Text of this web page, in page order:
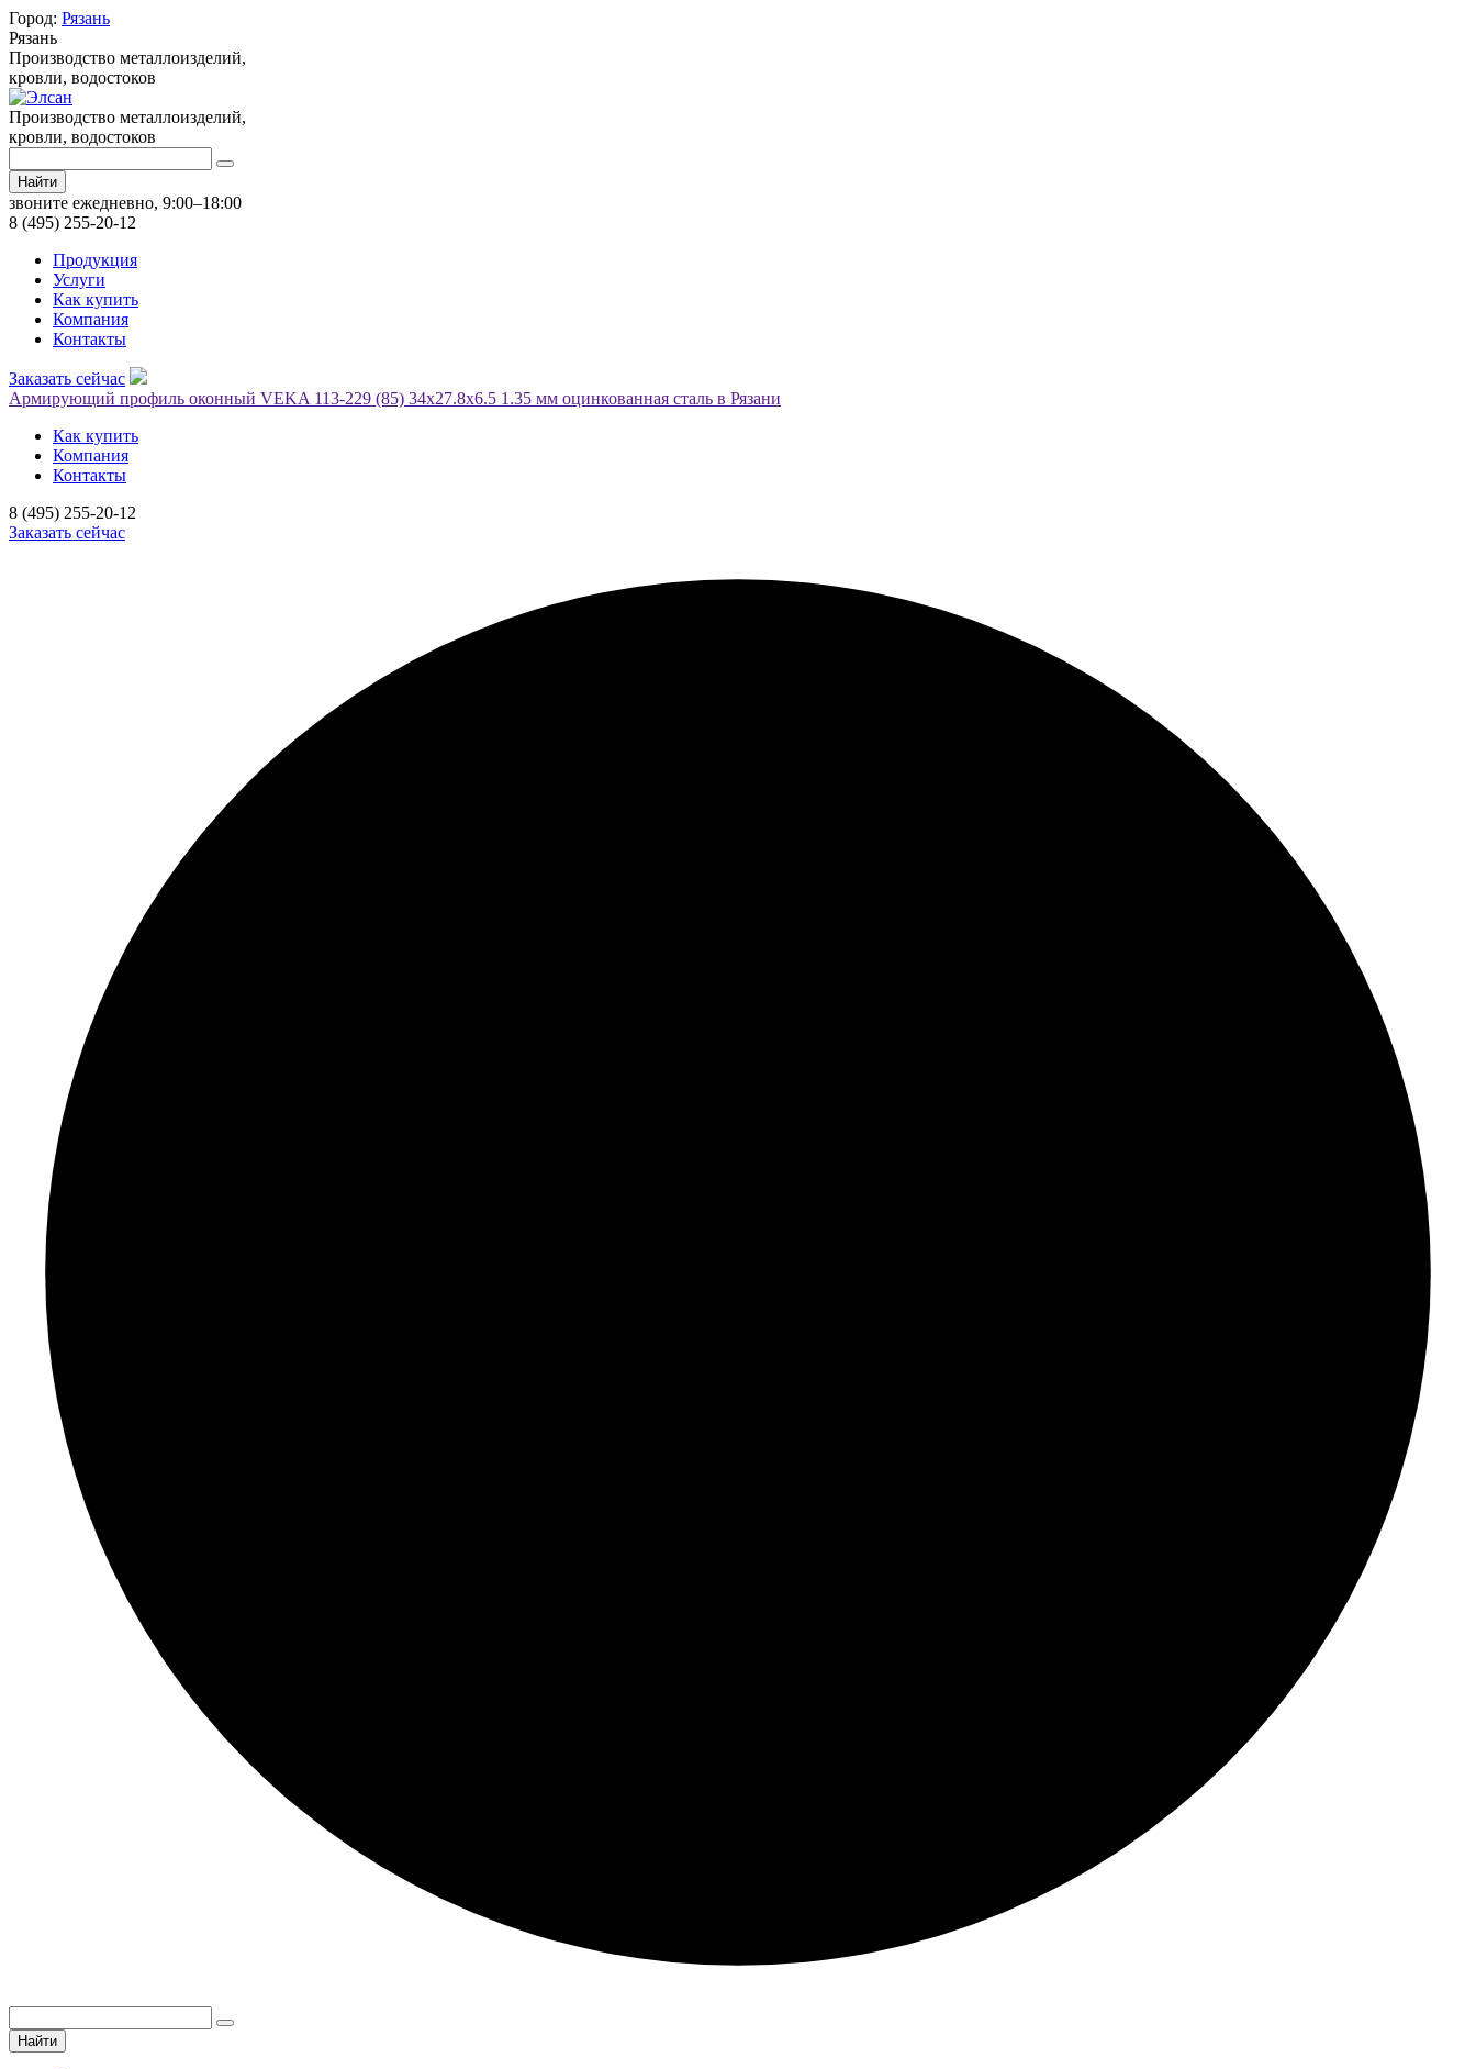
Город: Рязань
Рязань
Производство металлоизделий,
кровли, водостоков
Производство металлоизделий,
кровли, водостоков
Найти
звоните ежедневно, 9:00–18:00
8 (495) 255-20-12
Продукция
Услуги
Как купить
Компания
Контакты
Заказать сейчас
Армирующий профиль оконный VEKA 113-229 (85) 34х27.8х6.5 1.35 мм оцинкованная сталь в Рязани
Как купить
Компания
Контакты
8 (495) 255-20-12
Заказать сейчас
Найти